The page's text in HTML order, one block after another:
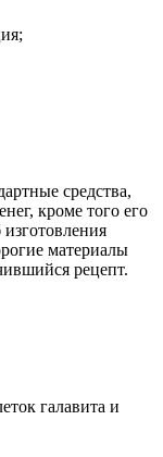
средства,
кроме того его
материалы
рецепт.
галавита и